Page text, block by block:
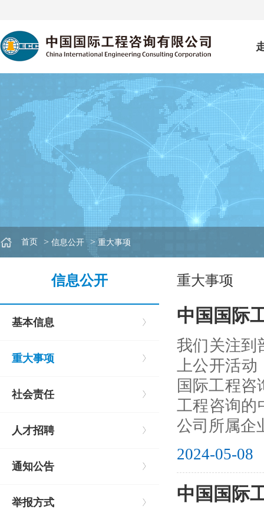
首页 > 信息公开 >重大事项
信息公开
基本信息
重大事项
社会责任
人才招聘
通知公告
举报方式
重大事项
中国国际
我们关注到
上公开活动
国际工程咨
工程咨询的
公司所属企
2024-05-08
中国国际